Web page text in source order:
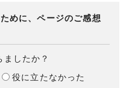
めに、ページのご感想
したか？
役に立たなかった